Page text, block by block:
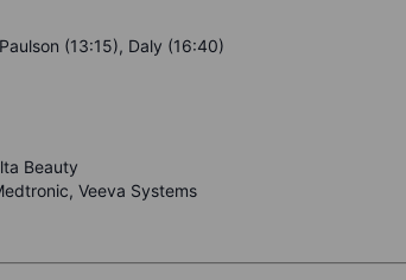
(13:15), Daly (16:40)
Beauty
Veeva Systems